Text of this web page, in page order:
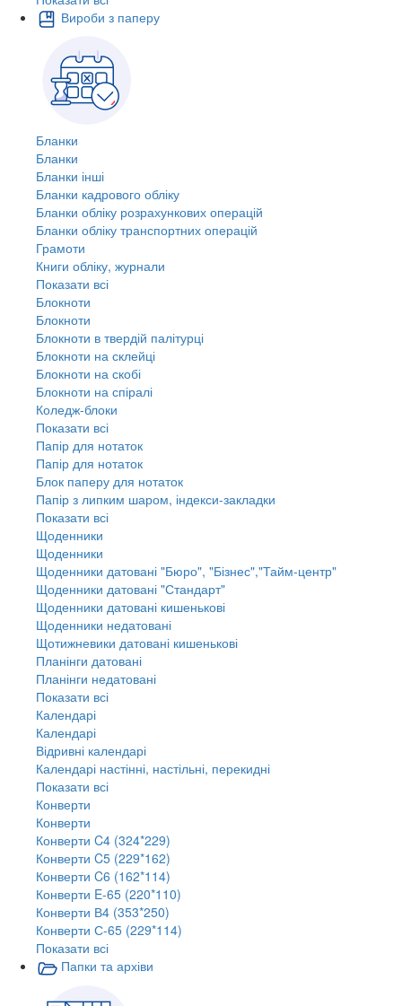
Вироби з паперу
Бланки
Бланки
Бланки інші
Бланки кадрового обліку
Бланки обліку розрахункових операцій
Бланки обліку транспортних операцій
Грамоти
Книги обліку, журнали
Показати всі
Блокноти
Блокноти
Блокноти в твердій палітурці
Блокноти на склейці
Блокноти на скобі
Блокноти на спіралі
Коледж-блоки
Показати всі
Папір для нотаток
Папір для нотаток
Блок паперу для нотаток
Папір з липким шаром, індекси-закладки
Показати всі
Щоденники
Щоденники
Щоденники датовані "Бюро", "Бізнес","Тайм-центр"
Щоденники датовані "Стандарт"
Щоденники датовані кишенькові
Щоденники недатовані
Щотижневики датовані кишенькові
Планінги датовані
Планінги недатовані
Показати всі
Календарі
Календарі
Відривні календарі
Календарі настінні, настільні, перекидні
Показати всі
Конверти
Конверти
Конверти C4 (324*229)
Конверти C5 (229*162)
Конверти C6 (162*114)
Конверти E-65 (220*110)
Конверти В4 (353*250)
Конверти С-65 (229*114)
Показати всі
Папки та архіви